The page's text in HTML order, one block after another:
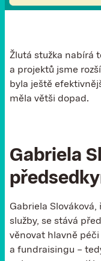
Žlutá stužka nabírá
a projektů jsme
byla ještě
měla větši dopad.
Gabriela
Gabriela
služby, se stává
věnovat hlavně
a fundraisingu –